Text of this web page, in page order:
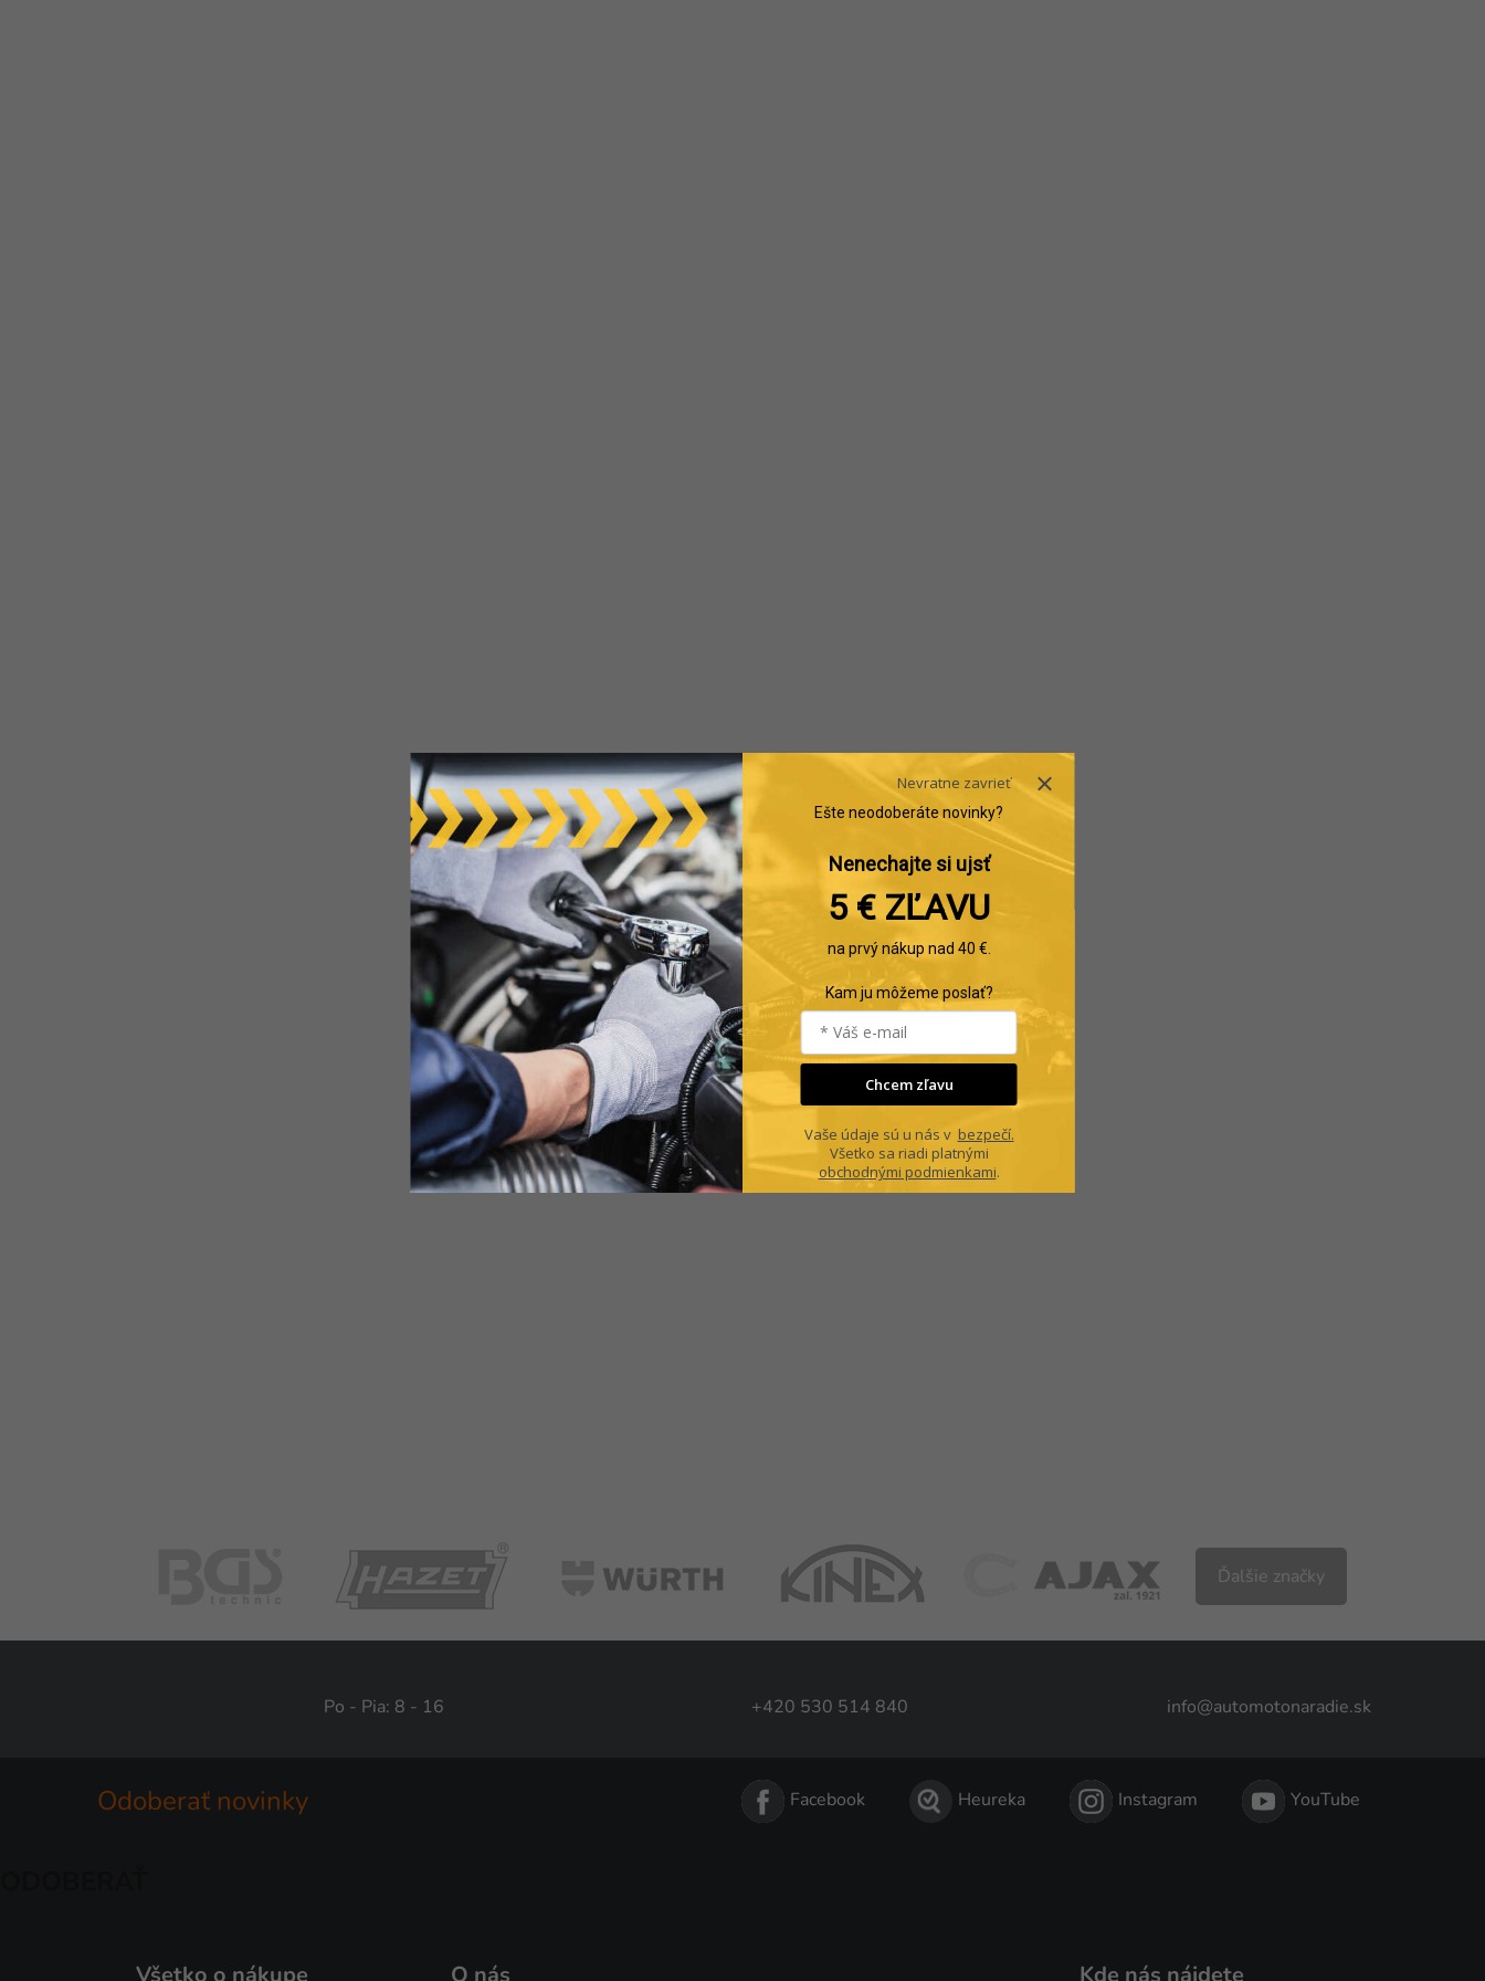
Ďalšie značky
Po - Pia: 8 - 16 +420 530 514 840 info@automotonaradie.sk
Odoberať novinky Facebook Heureka Instagram YouTube
Nevratne zavrieť
Ešte neodoberáte novinky?
Nenechajte si ujsť
5 € ZĽAVU
na prvý nákup nad 40 €.
Kam ju môžeme poslať?
Chcem zľavu
Vaše údaje sú u nás v bezpečí.
Všetko sa riadi platnými
obchodnými podmienkami.